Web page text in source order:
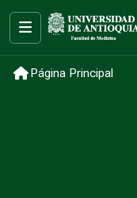
Ocultar menú
Página Principal